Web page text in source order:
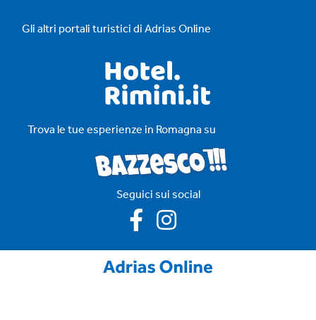
Gli altri portali turistici di Adrias Online
Trova le tue esperienze in Romagna su
Seguici sui social